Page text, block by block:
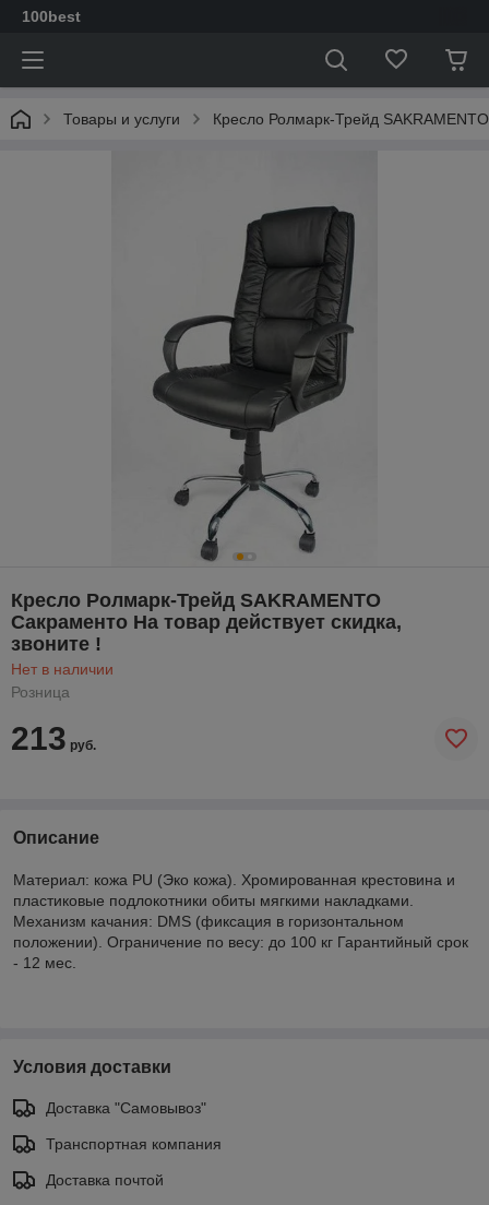
100best
Товары и услуги Кресло Ролмарк-Трейд
Кресло Ролмарк-Трейд SAKRAMENTO
Сакраменто На товар действует скидка,
звоните !
Нет в наличии
Розница
213 руб.
Описание
Материал: кожа PU (Эко кожа). Хромированная крестовина и
пластиковые подлокотники обиты мягкими накладками.
Механизм качания: DMS (фиксация в горизонтальном
положении). Ограничение по весу: до 100 кг Гарантийный срок
- 12 мес.
Условия доставки
Доставка "Самовывоз"
Транспортная компания
Доставка почтой